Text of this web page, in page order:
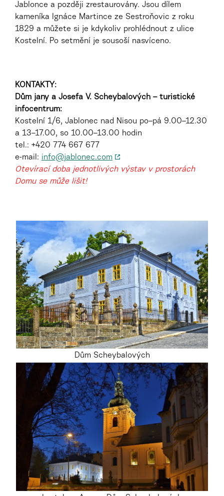
Jablonce a později zrestaurovány. Jsou dílem
kameníka Ignáce Martince ze Sestroňovic z roku
1829 a můžete si je kdykoliv prohlédnout z ulice
Kostelní. Po setmění je sousoší nasvíceno.
KONTAKTY:
Dům jany a Josefa V. Scheybalových – turistické
infocentrum:
Kostelní 1/6, Jablonec nad Nisou po–pá 9.00–12.30
a 13–17.00, so 10.00–13.00 hodin
tel.: +420 774 667 677
e-mail: info@jablonec.com
Otevírací doba jednotlivých výstav v prostorách
Domu se může lišit!
Dům Scheybalových